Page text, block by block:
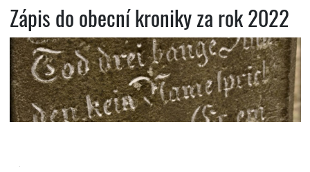
Zápis do obecní kroniky za rok 2022